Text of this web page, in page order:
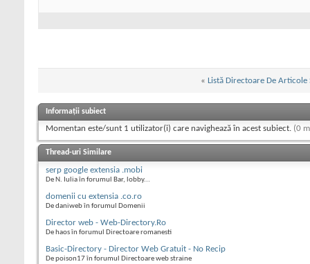
« Listă Directoare De Articole
Informații subiect
Momentan este/sunt 1 utilizator(i) care navighează în acest subiect. (0
Thread-uri Similare
serp google extensia .mobi
De N. Iulia în forumul Bar, lobby...
domenii cu extensia .co.ro
De daniweb în forumul Domenii
Director web - Web-Directory.Ro
De haos în forumul Directoare romanesti
Basic-Directory - Director Web Gratuit - No Recip
De poison17 în forumul Directoare web straine